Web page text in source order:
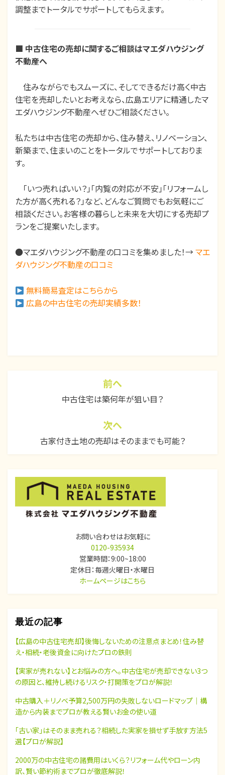
調整までトータルでサポートしてもらえます。
■ 中古住宅の売却に関するご相談はマエダハウジング
不動産へ
住みながらでもスムーズに、そしてできるだけ高く中古
住宅を売却したいとお考えなら、広島エリアに精通したマ
エダハウジング不動産へぜひご相談ください。
私たちは中古住宅の売却から、住み替え、リノベーション、
新築まで、住まいのことをトータルでサポートしておりま
す。
「いつ売ればいい？」「内覧の対応が不安」「リフォームし
た方が高く売れる？」など、どんなご質問でもお気軽にご
相談ください。お客様の暮らしと未来を大切にする売却プ
ランをご提案いたします。
●マエダハウジング不動産の口コミを集めました！→マエ
ダハウジング不動産の口コミ
無料簡易査定はこちらから
広島の中古住宅の売却実績多数！
シ
ョ
ン
前へ
中古住宅は築何年が狙い目？
次ヘ
古家付き土地の売却はそのままでも可能？
お問い合わせはお気軽に
0120-935934
営業時間：9:00~18:00
定休日：毎週火曜日・水曜日
ホームページはこちら
最近の記事
【広島の中古住宅売却】後悔しないための注意点まとめ！住み替
え・相続・老後資金に向けたプロの鉄則
【実家が売れない】とお悩みの方へ。中古住宅が売却できない3つ
の原因と、維持し続けるリスク・打開策をプロが解説！
中古購入＋リノベ予算2,500万円の失敗しないロードマップ｜構
造から内装までプロが教える賢いお金の使い道
「古い家」はそのまま売れる？相続した実家を損せず手放す方法5
選【プロが解説】
2000万の中古住宅の諸費用はいくら？リフォーム代やローン内
訳、賢い節約術までプロが徹底解説！